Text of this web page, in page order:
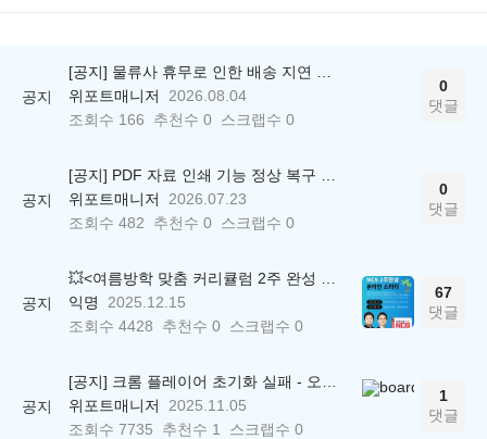
공지
위포트매니저
2026.08.04
조회수 166 추천수 0 스크랩수 0
0
댓글
공지
위포트매니저
2026.07.23
조회수 482 추천수 0 스크랩수 0
0
댓글
공지
익명
2025.12.15
조회수 4428 추천수 0 스크랩수 0
67
댓글
공지
위포트매니저
2025.11.05
조회수 7735 추천수 1 스크랩수 0
1
댓글